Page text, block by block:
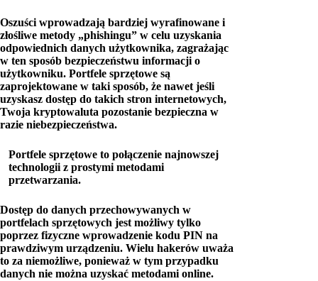
Oszuści wprowadzają bardziej wyrafinowane i
złośliwe metody „phishingu” w celu uzyskania
odpowiednich danych użytkownika, zagrażając
w ten sposób bezpieczeństwu informacji o
użytkowniku. Portfele sprzętowe są
zaprojektowane w taki sposób, że nawet jeśli
uzyskasz dostęp do takich stron internetowych,
Twoja kryptowaluta pozostanie bezpieczna w
razie niebezpieczeństwa.
Portfele sprzętowe to połączenie najnowszej
technologii z prostymi metodami
przetwarzania.
Dostęp do danych przechowywanych w
portfelach sprzętowych jest możliwy tylko
poprzez fizyczne wprowadzenie kodu PIN na
prawdziwym urządzeniu. Wielu hakerów uważa
to za niemożliwe, ponieważ w tym przypadku
danych nie można uzyskać metodami online.